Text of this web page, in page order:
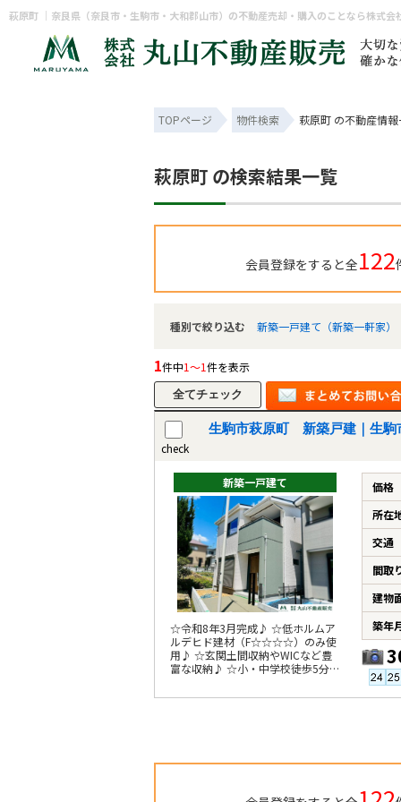
萩原町 ｜奈良県（奈良市・生駒市・大和郡山市）の不動産売却・購入のことなら株式会
TOPページ 物件検索 萩原町 の不動産情
萩原町 の検索結果一覧
会員登録をすると全122
種別で絞り込む 新築一戸建て（新築一軒家）
1件中1～1件を表示
check
生駒市萩原町 新築戸建｜生駒
新築一戸建て
☆令和8年3月完成♪ ☆低ホルムア
ルデヒド建材（F☆☆☆☆）のみ使
用♪ ☆玄関土間収納やWICなど豊
富な収納♪ ☆小・中学校徒歩5分圏
価格
所在
交通
間取
建物
築年